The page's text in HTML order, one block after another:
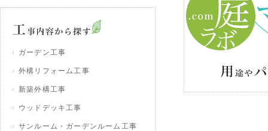
ガーデン工事
外構リフォーム工事
新築外構工事
ウッドデッキ工事
サンルーム・ガーデンルーム工事